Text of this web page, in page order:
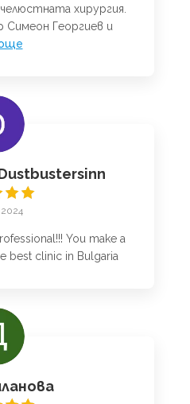
хирургия.
Симеон Георгиев и
You make a
best clinic in Bulgaria